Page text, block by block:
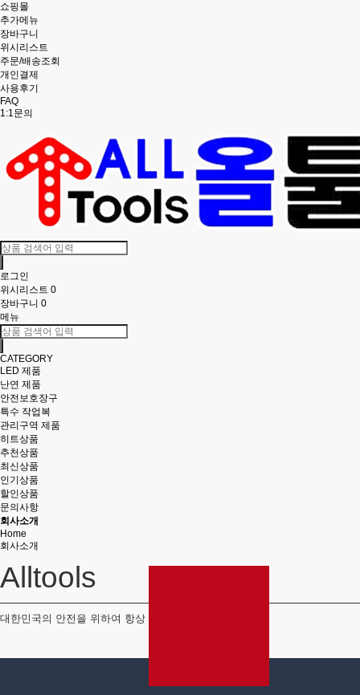
쇼핑몰
추가메뉴
장바구니
위시리스트
주문/배송조회
개인결제
사용후기
FAQ
1:1문의
로그인
위시리스트 0
장바구니 0
메뉴
CATEGORY
LED 제품
난연 제품
안전보호장구
특수 작업복
관리구역 제품
히트상품
추천상품
최신상품
인기상품
할인상품
문의사항
회사소개
Home
회사소개
Alltools
대한민국의 안전을 위하여 항상 노력하겠습니다.